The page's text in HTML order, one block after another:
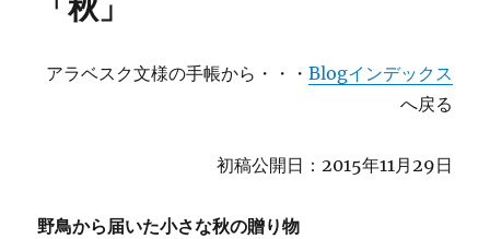
「秋」
アラベスク文様の手帳から・・・ Blogインデックス
へ戻る
初稿公開日：2015年11月29日
野鳥から届いた小さな秋の贈り物